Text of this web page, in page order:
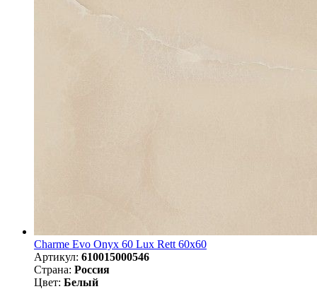
Charme Evo Onyx 60 Lux Rett 60х60
Артикул: 610015000546
Страна: Россия
Цвет: Белый